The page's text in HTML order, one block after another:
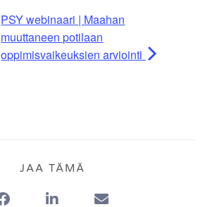
PSY webinaari | Maahan
muuttaneen potilaan
oppimisvaikeuksien arviointi
JAA TÄMÄ